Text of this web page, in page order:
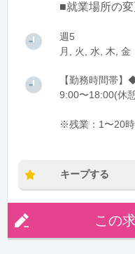
■就業場所の
週5
月, 火, 水, 木, 金
【勤務時間帯
9:00〜18:00(休
※残業：1〜20
キープする
この